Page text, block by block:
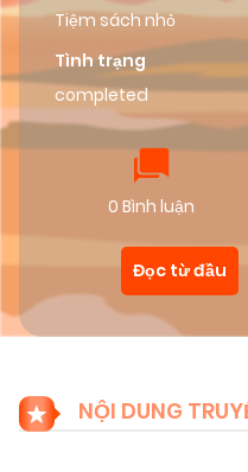
Tiệm sách nhỏ
Tình trạng
completed
0 Bình luận
Đọc từ đầu
NỘI DUNG